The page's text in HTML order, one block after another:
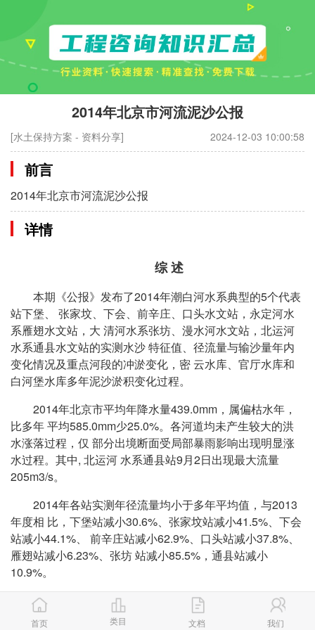
2014年北京市河流泥沙公报
[水土保持方案 - 资料分享] 2024-12-03 10:00:58
前言
2014年北京市河流泥沙公报
详情
综 述
本期《公报》发布了2014年潮白河水系典型的5个代表
站下堡、 张家坟、下会、前辛庄、口头水文站，永定河水
系雁翅水文站，大 清河水系张坊、漫水河水文站，北运河
水系通县水文站的实测水沙 特征值、径流量与输沙量年内
变化情况及重点河段的冲淤变化，密 云水库、官厅水库和
白河堡水库多年泥沙淤积变化过程。
2014年北京市平均年降水量439.0mm，属偏枯水年，
比多年 平均585.0mm少25.0%。各河道均未产生较大的洪
水涨落过程，仅 部分出境断面受局部暴雨影响出现明显涨
水过程。其中, 北运河 水系通县站9月2日出现最大流量
205m3/s。
2014年各站实测年径流量均小于多年平均值，与2013
年度相 比，下堡站减小30.6%、张家坟站减小41.5%、下会
站减小44.1%、 前辛庄站减小62.9%、口头站减小37.8%、
雁翅站减小6.23%、张坊 站减小85.5%，通县站减小
10.9%。
2014年各河道站实测年输沙量均小于多年平均值，属
少沙 年，输沙量接近于零。 2014年各水库上游来沙量较
首页 类目 文档 我们